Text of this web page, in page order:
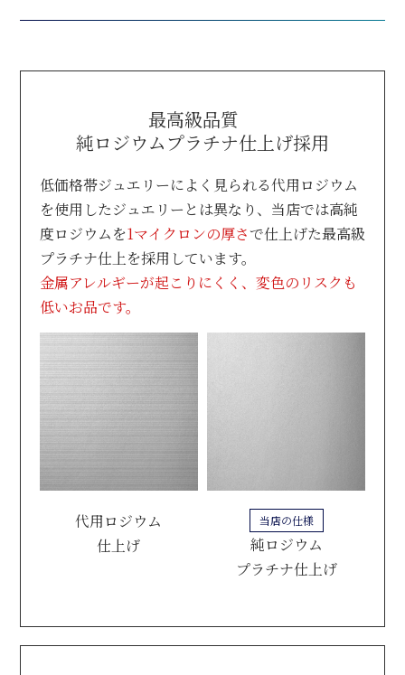
最高級品質
純ロジウムプラチナ仕上げ採用
低価格帯ジュエリーによく見られる代用ロジウム
を使用したジュエリーとは異なり、 当店では高純
度ロジウムを1マイクロンの厚さで仕上げた最高級
プラチナ仕上を採用しています。
金属アレルギーが起こりにくく、変色のリスクも
低いお品です。
代用ロジウム
仕上げ
当店の仕様
純ロジウム
プラチナ仕上げ